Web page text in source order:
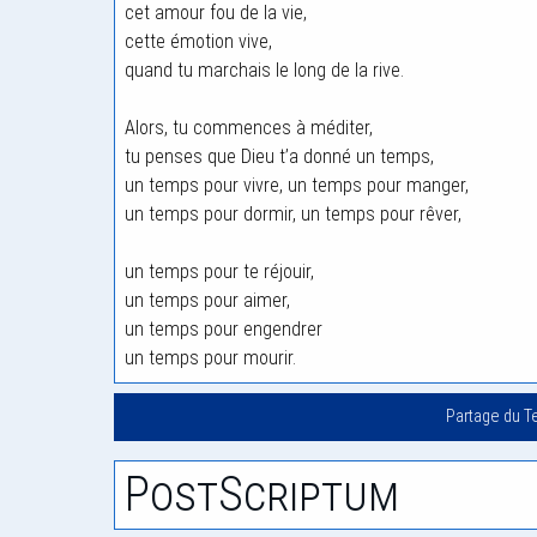
cet amour fou de la vie,
cette émotion vive,
quand tu marchais le long de la rive.
Alors, tu commences à méditer,
tu penses que Dieu t’a donné un temps,
un temps pour vivre, un temps pour manger,
un temps pour dormir, un temps pour rêver,
un temps pour te réjouir,
un temps pour aimer,
un temps pour engendrer
un temps pour mourir.
Partage du
PostScriptum